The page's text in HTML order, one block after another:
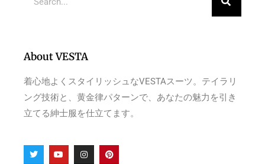
About VESTA
着心地よくスタイリッシュなVESTAスーツ。テイラリ
ング技術と、黄金律パターンで、あなたの魅力を引き
立てる紳士服を仕立てます。